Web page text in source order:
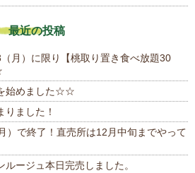
最近の投稿
月）に限り【桃取り置き食べ放題30
始めました☆☆
りました！
）で終了！直売所は12月中旬までやって
ージュ本日完売しました。